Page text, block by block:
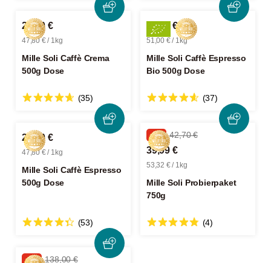
23,90 €
47,80 € / 1kg
Mille Soli Caffè Crema
500g Dose
(35)
25,50 €
51,00 € / 1kg
Mille Soli Caffè Espresso
Bio 500g Dose
(37)
23,90 €
47,80 € / 1kg
Mille Soli Caffè Espresso
500g Dose
(53)
-6% 42,70 €
39,99 €
53,32 € / 1kg
Mille Soli Probierpaket
750g
(4)
-4% 138,00 €